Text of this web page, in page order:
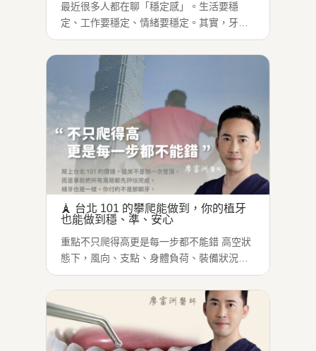
最近很多人都在聊「穩定感」。生活要穩
定、工作要穩定、情緒要穩定。其實，牙齒
的穩定感也會直接影響一個人的生活品質。
不少長期配戴活動假牙的患者常常遇到同樣
的困擾：吃東西要慢慢試咬東西要挑方向假
牙一鬆動整餐飯就變得不安心。...
🗼 台北 101 的攀爬能做到，你的植牙
也能做到穩、準、安心
重點不只爬得高更是每一步都不能錯 高空狀
態下，風向、支點、身體負荷、裝備狀況，
只要一項評估失準，代價不是「之後再處
理」，而是當下就必須承擔。...